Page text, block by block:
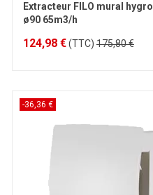
Extracteur FILO mural hygro
ø90 65m3/h
124,98 €(TTC) 175,80 €
-36,36 €